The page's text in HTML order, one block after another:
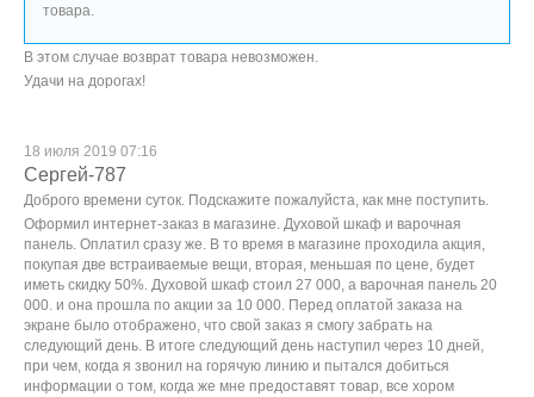
товара.
В этом случае возврат товара невозможен.
Удачи на дорогах!
18 июля 2019 07:16
Сергей-787
Доброго времени суток. Подскажите пожалуйста, как мне поступить.
Оформил интернет-заказ в магазине. Духовой шкаф и варочная
панель. Оплатил сразу же. В то время в магазине проходила акция,
покупая две встраиваемые вещи, вторая, меньшая по цене, будет
иметь скидку 50%. Духовой шкаф стоил 27 000, а варочная панель 20
000. и она прошла по акции за 10 000. Перед оплатой заказа на
экране было отображено, что свой заказ я смогу забрать на
следующий день. В итоге следующий день наступил через 10 дней,
при чем, когда я звонил на горячую линию и пытался добиться
информации о том, когда же мне предоставят товар, все хором